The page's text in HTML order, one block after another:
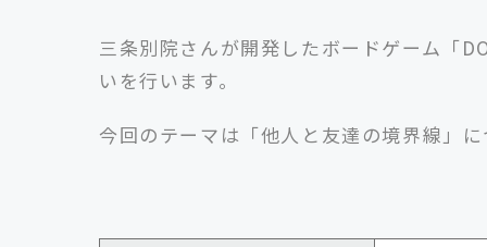
三条別院さんが開発したボードゲーム「
いを行います。
今回のテーマは「他人と友達の境界線」